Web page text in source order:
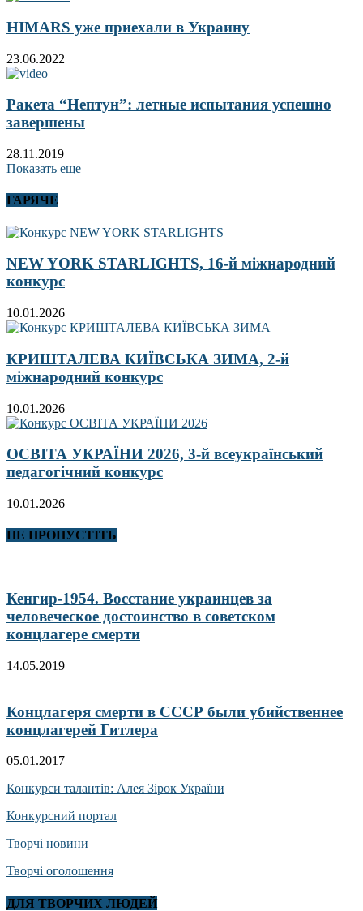
HIMARS уже приехали в Украину
23.06.2022
Ракета “Нептун”: летные испытания успешно
завершены
28.11.2019
Показать еще
ГАРЯЧЕ
NEW YORK STARLIGHTS, 16-й міжнародний
конкурс
10.01.2026
КРИШТАЛЕВА КИЇВСЬКА ЗИМА, 2-й
міжнародний конкурс
10.01.2026
ОСВІТА УКРАЇНИ 2026, 3-й всеукраїнський
педагогічний конкурс
10.01.2026
НЕ ПРОПУСТІТЬ
Кенгир-1954. Восстание украинцев за
человеческое достоинство в советском
концлагере смерти
14.05.2019
Концлагеря смерти в СССР были убийственнее
концлагерей Гитлера
05.01.2017
Конкурси талантів: Алея Зірок України
Конкурсний портал
Творчі новини
Творчі оголошення
ДЛЯ ТВОРЧИХ ЛЮДЕЙ